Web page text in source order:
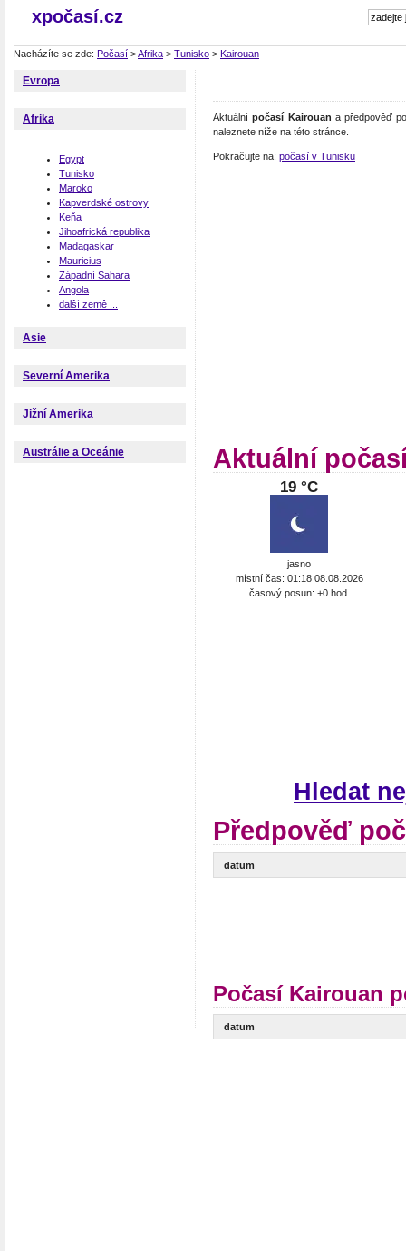
xpočasí.cz
Nacházíte se zde: Počasí >Afrika > Tunisko > Kairouan
Evropa
Afrika
Egypt
Tunisko
Maroko
Kapverdské ostrovy
Keňa
Jihoafrická republika
Madagaskar
Mauricius
Západní Sahara
Angola
další země ...
Asie
Severní Amerika
Jižní Amerika
Austrálie a Oceánie
Aktuálnípočasí Kairouan a předpověď
naleznete níže na této stránce.
Pokračujte na: počasí v Tunisku
Aktuální
19 °C
jasno
místní čas: 01:18 08.08.2026
časový posun: +0 hod.
Hledat
Předpověď
datum
Počasí Kairouan
datum